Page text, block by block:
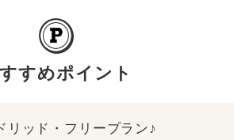
すめポイント
リッド・フリープラン♪